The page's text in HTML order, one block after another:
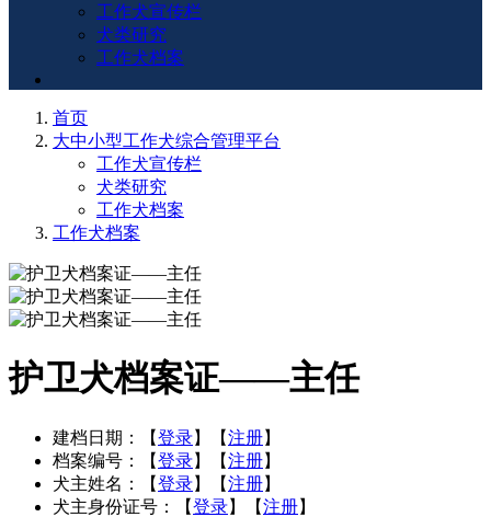
工作犬宣传栏
犬类研究
工作犬档案
首页
大中小型工作犬综合管理平台
工作犬宣传栏
犬类研究
工作犬档案
工作犬档案
护卫犬档案证——主任
建档日期： 【登录】【注册】
档案编号：
【登录】【注册】
犬主姓名：
【登录】【注册】
犬主身份证号：
【登录】【注册】